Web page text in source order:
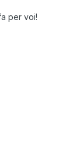
per voi!